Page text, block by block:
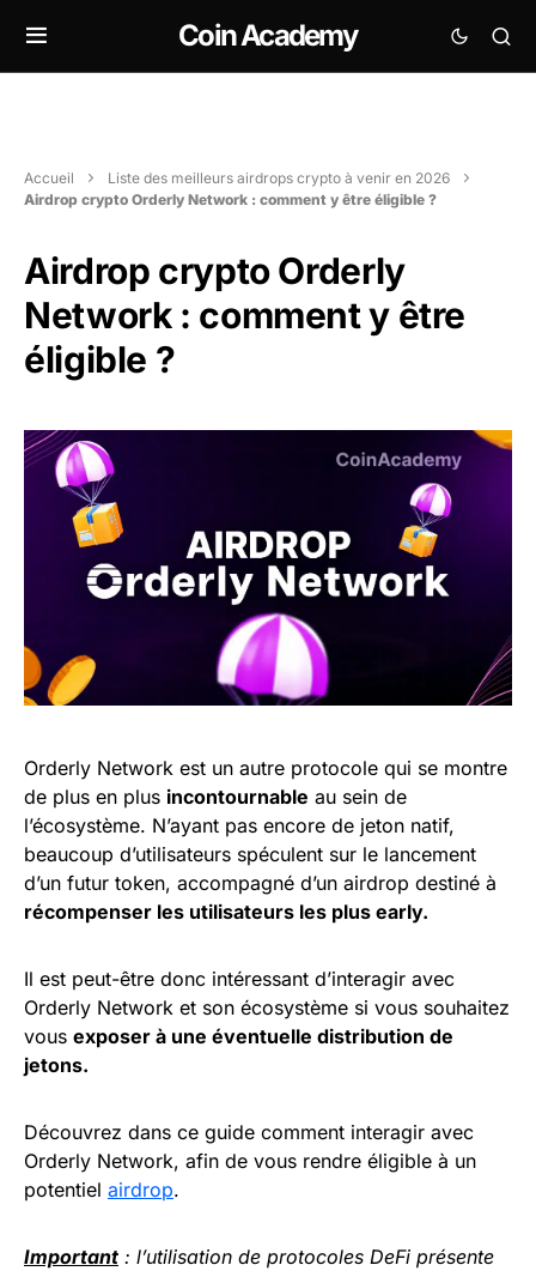
Coin Academy
Accueil
Liste des meilleurs airdrops crypto à venir en 2026
Airdrop crypto Orderly Network : comment y être éligible ?
Airdrop crypto Orderly
Network : comment y être
éligible ?
Orderly Network est un autre protocole qui se montre
de plus en plus incontournable au sein de
l’écosystème. N’ayant pas encore de jeton natif,
beaucoup d’utilisateurs spéculent sur le lancement
d’un futur token, accompagné d’un airdrop destiné à
récompenser les utilisateurs les plus early.
Il est peut-être donc intéressant d’interagir avec
Orderly Network et son écosystème si vous souhaitez
vous exposer à une éventuelle distribution de
jetons.
Découvrez dans ce guide comment interagir avec
Orderly Network, afin de vous rendre éligible à un
potentiel airdrop.
Important : l’utilisation de protocoles DeFi présente